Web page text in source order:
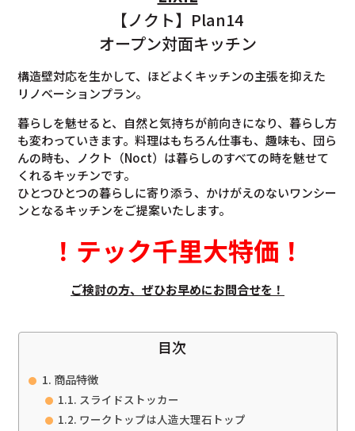
【ノクト】Plan14
オープン対面キッチン
構造壁対応を生かして、ほどよくキッチンの主張を抑えた
リノベーションプラン。
暮らしを魅せると、自然と気持ちが前向きになり、暮らし方
も変わっていきます。料理はもちろん仕事も、趣味も、団ら
んの時も、ノクト（Noct）は暮らしのすべての時を魅せて
くれるキッチンです。
ひとつひとつの暮らしに寄り添う、かけがえのないワンシー
ンとなるキッチンをご提案いたします。
！ テック千里大特価 ！
ご検討の方、ぜひお早めにお問合せを！
目次
商品特徴
スライドストッカー
ワークトップは人造大理石トップ